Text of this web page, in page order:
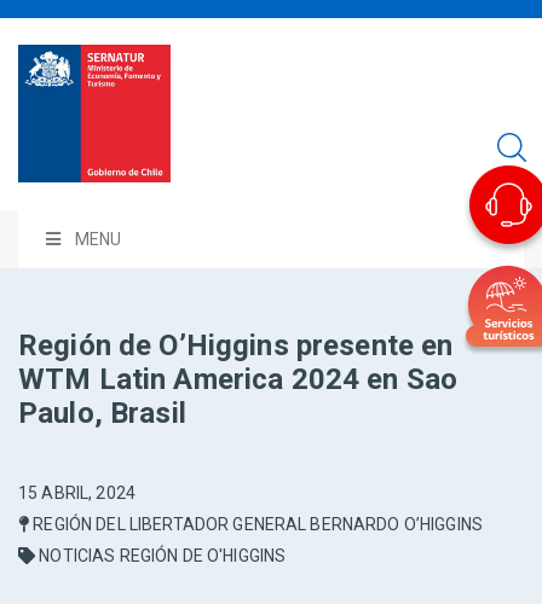
MENU
Región de O’Higgins presente en
WTM Latin America 2024 en Sao
Paulo, Brasil
15 ABRIL, 2024
REGIÓN DEL LIBERTADOR GENERAL BERNARDO O’HIGGINS
NOTICIAS REGIÓN DE O'HIGGINS